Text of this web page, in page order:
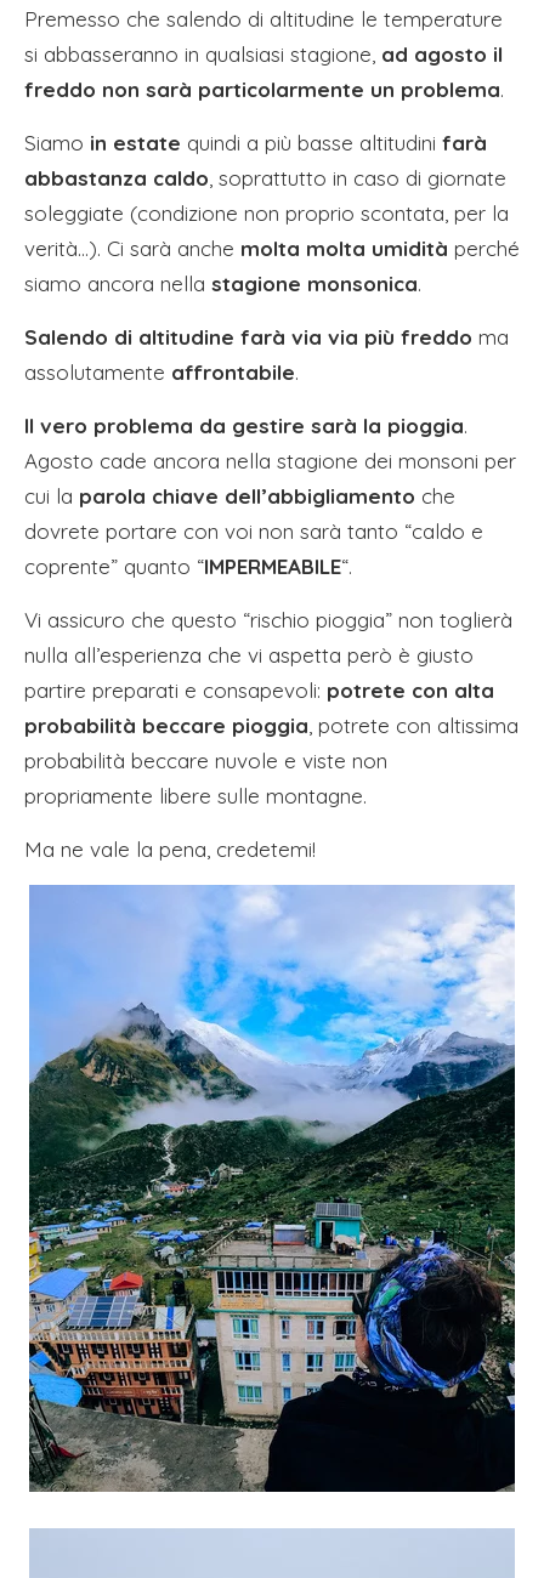
Premesso che salendo di altitudine le temperature
si abbasseranno in qualsiasi stagione, ad agosto il
freddo non sarà particolarmente un problema.
Siamo in estate quindi a più basse altitudini farà
abbastanza caldo , soprattutto in caso di giornate
soleggiate (condizione non proprio scontata, per la
verità…). Ci sarà anche molta molta umidità perché
siamo ancora nella stagione monsonica.
Salendo di altitudine farà via via più freddo ma
assolutamente affrontabile.
Il vero problema da gestire sarà la pioggia.
Agosto cade ancora nella stagione dei monsoni per
cui la parola chiave dell’abbigliamento che
dovrete portare con voi non sarà tanto “caldo e
coprente” quanto “IMPERMEABILE“.
Vi assicuro che questo “rischio pioggia” non toglierà
nulla all’esperienza che vi aspetta però è giusto
partire preparati e consapevoli: potrete con alta
probabilità beccare pioggia , potrete con altissima
probabilità beccare nuvole e viste non
propriamente libere sulle montagne.
Ma ne vale la pena, credetemi!